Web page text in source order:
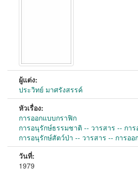
ผู้แต่ง:
ประวิทย์ มาศรังสรรค์
หัวเรื่อง:
การออกแบบกราฟิก
การอนุรักษ์ธรรมชาติ -- วารสาร -- กา
การอนุรักษ์สัตว์ป่า -- วารสาร -- การออ
วันที่:
1979